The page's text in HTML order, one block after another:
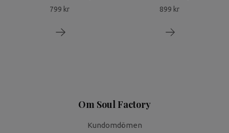
799 kr
899 kr
Om Soul Factory
Kundomdömen